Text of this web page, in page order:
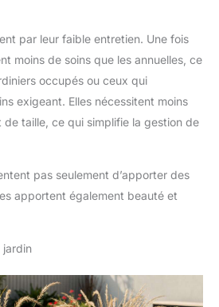
par leur faible entretien. Une fois
moins de soins que les annuelles, ce
occupés ou ceux qui
exigeant. Elles nécessitent moins
de taille, ce qui simplifie la gestion de
pas seulement d’apporter des
apportent également beauté et
jardin